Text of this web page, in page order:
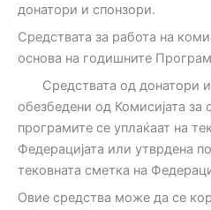
донатори и спонзори.
Средствата за работа на
основа на годишните
Средствата од донатори и
обезбедени од Комисијата за
програмите се уплаќаат на
Федерацијата или утврдена
тековната сметка на
Овие средства може да се